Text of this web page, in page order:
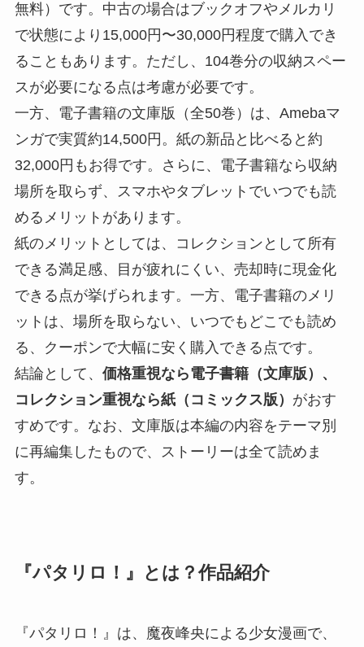
無料）です。中古の場合はブックオフやメルカリ
で状態により15,000円〜30,000円程度で購入でき
ることもあります。ただし、104巻分の収納スペー
スが必要になる点は考慮が必要です。
一方、電子書籍の文庫版（全50巻）は、Amebaマ
ンガで実質約14,500円。紙の新品と比べると約
32,000円もお得です。さらに、電子書籍なら収納
場所を取らず、スマホやタブレットでいつでも読
めるメリットがあります。
紙のメリットとしては、コレクションとして所有
できる満足感、目が疲れにくい、売却時に現金化
できる点が挙げられます。一方、電子書籍のメリ
ットは、場所を取らない、いつでもどこでも読め
る、クーポンで大幅に安く購入できる点です。
結論として、 価格重視なら電子書籍（文庫版）、
コレクション重視なら紙（コミックス版） がおす
すめです。なお、文庫版は本編の内容をテーマ別
に再編集したもので、ストーリーは全て読めま
す。
『パタリロ！』とは？作品紹介
『パタリロ！』は、魔夜峰央による少女漫画で、